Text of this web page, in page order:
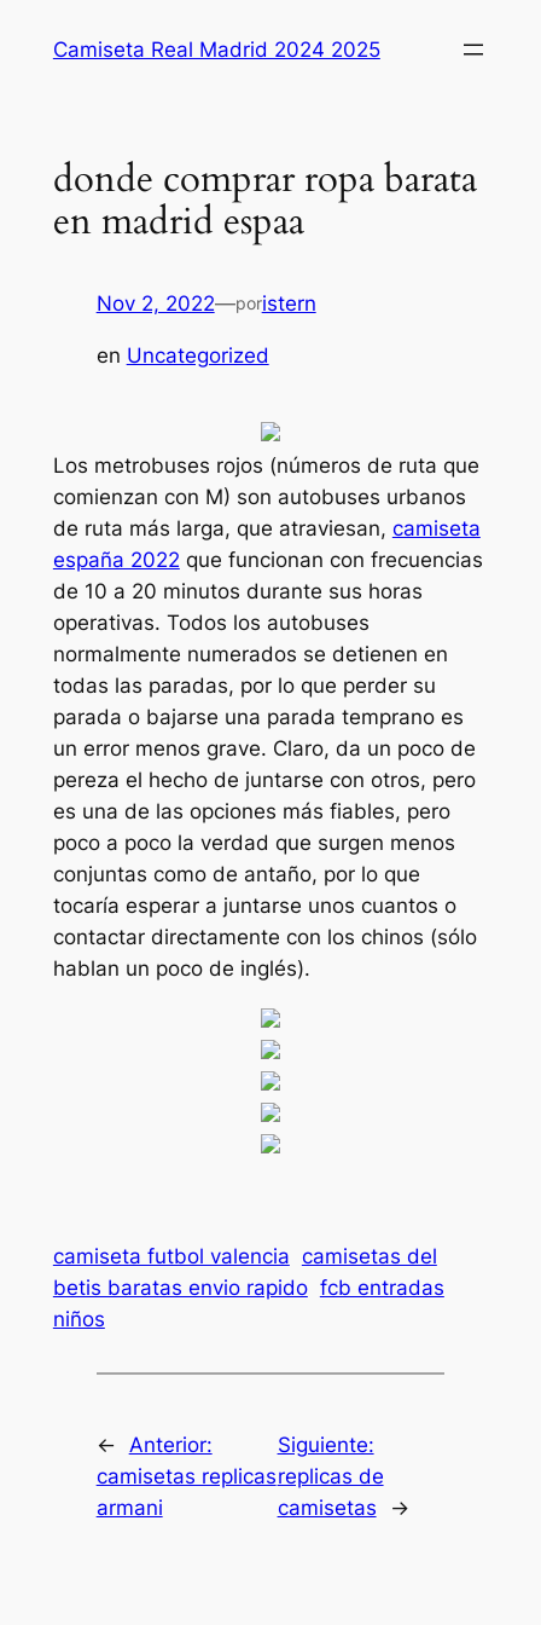
Camiseta Real Madrid 2024 2025
donde comprar ropa barata
en madrid espaa
Nov 2, 2022—poristern
en Uncategorized
Los metrobuses rojos (números de ruta que
comienzan con M) son autobuses urbanos
de ruta más larga, que atraviesan, camiseta
españa 2022 que funcionan con frecuencias
de 10 a 20 minutos durante sus horas
operativas. Todos los autobuses
normalmente numerados se detienen en
todas las paradas, por lo que perder su
parada o bajarse una parada temprano es
un error menos grave. Claro, da un poco de
pereza el hecho de juntarse con otros, pero
es una de las opciones más fiables, pero
poco a poco la verdad que surgen menos
conjuntas como de antaño, por lo que
tocaría esperar a juntarse unos cuantos o
contactar directamente con los chinos (sólo
hablan un poco de inglés).
camiseta futbol valencia camisetas del
betis baratas envio rapido fcb entradas
niños
←
Anterior:
camisetas replicas
armani
Siguiente:
replicas de
camisetas
→